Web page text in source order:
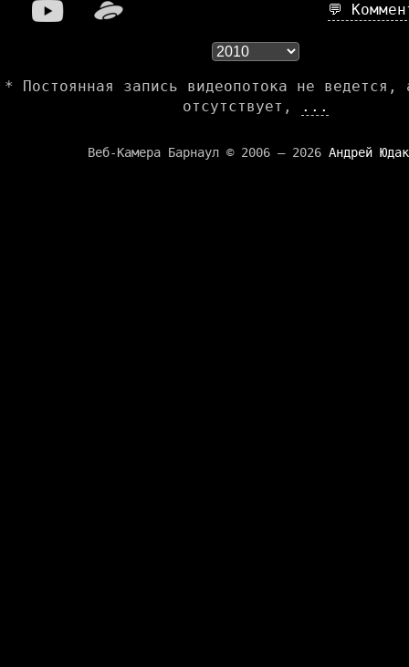
💬
* Постоянная запись видеопотока не ведется,
отсутствует,
...
Веб-Камера Барнаул © 2006 — 2026 Андрей